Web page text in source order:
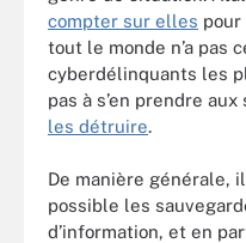
compter sur elles
tout le monde n’a pas
cyberdélinquants les
pas à s’en prendre
les détruire.
De manière générale,
possible les
d’information, et en